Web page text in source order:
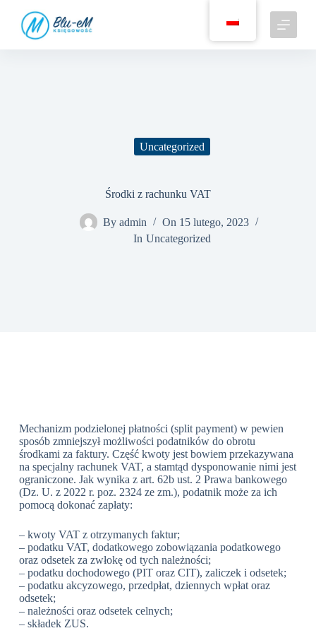
Uncategorized
Środki z rachunku VAT
By admin On 15 lutego, 2023
In Uncategorized
Mechanizm podzielonej płatności (split payment) w pewien
sposób zmniejszył możliwości podatników do obrotu
środkami za faktury. Część kwoty jest bowiem przekazywana
na specjalny rachunek VAT, a stamtąd dysponowanie nimi jest
ograniczone. Jak wynika z art. 62b ust. 2 Prawa bankowego
(Dz. U. z 2022 r. poz. 2324 ze zm.), podatnik może za ich
pomocą dokonać zapłaty:
– kwoty VAT z otrzymanych faktur;
– podatku VAT, dodatkowego zobowiązania podatkowego
oraz odsetek za zwłokę od tych należności;
– podatku dochodowego (PIT oraz CIT), zaliczek i odsetek;
– podatku akcyzowego, przedpłat, dziennych wpłat oraz
odsetek;
– należności oraz odsetek celnych;
– składek ZUS.